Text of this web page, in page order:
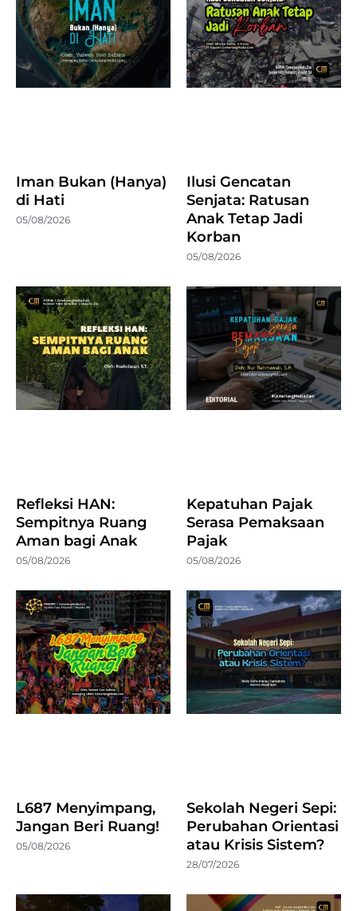
Iman Bukan (Hanya)
di Hati
05/08/2026
Ilusi Gencatan
Senjata: Ratusan
Anak Tetap Jadi
Korban
05/08/2026
Refleksi HAN:
Sempitnya Ruang
Aman bagi Anak
05/08/2026
Kepatuhan Pajak
Serasa Pemaksaan
Pajak
05/08/2026
L687 Menyimpang,
Jangan Beri Ruang!
05/08/2026
Sekolah Negeri Sepi:
Perubahan Orientasi
atau Krisis Sistem?
28/07/2026